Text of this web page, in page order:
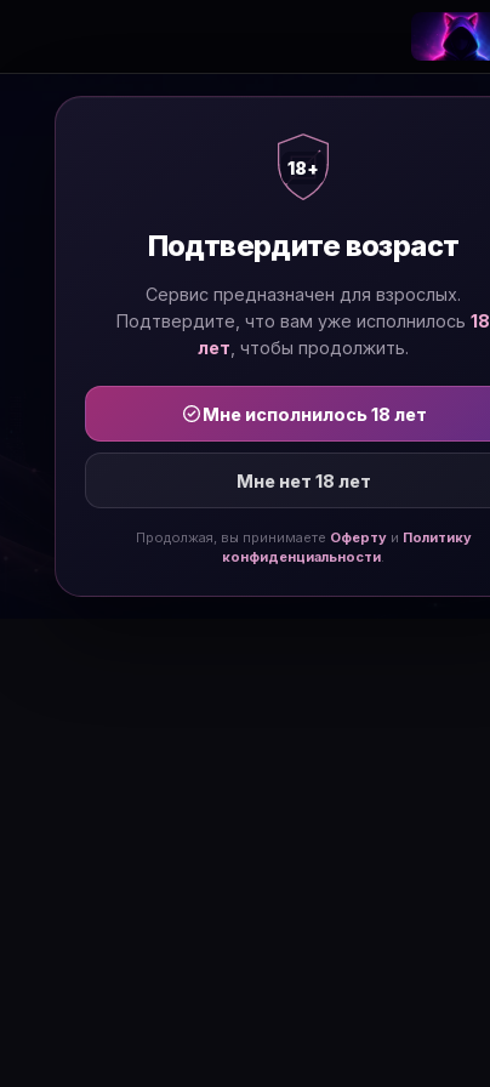
18+
Подтвердите возраст
Сервис предназначен для взрослых.
Подтвердите, что вам уже исполнилось 18
лет , чтобы продолжить.
Мне исполнилось 18 лет
Мне нет 18 лет
Продолжая, вы принимаете Офертуи Политику
конфиденциальности.